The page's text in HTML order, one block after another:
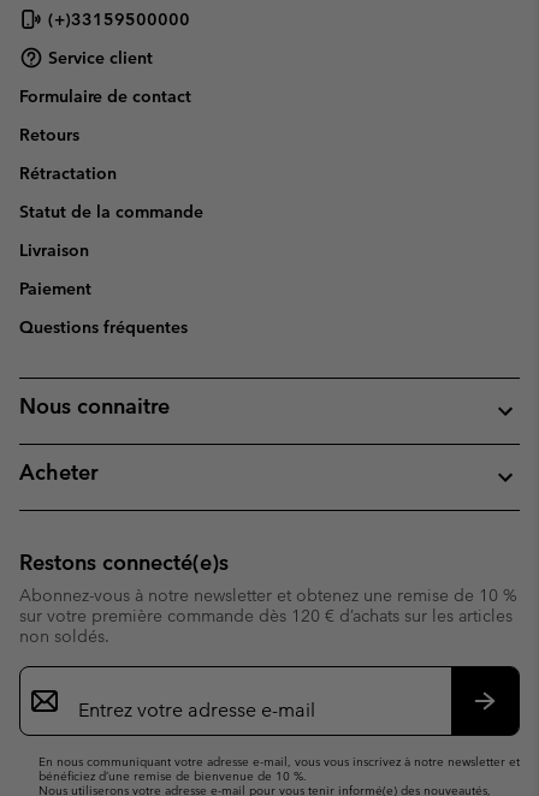
(+)33159500000
Service client
Formulaire de contact
Retours
Rétractation
Statut de la commande
Livraison
Paiement
Questions fréquentes
Nous connaitre
Acheter
Restons connecté(e)s
Abonnez-vous à notre newsletter et obtenez une remise de 10 %
sur votre première commande dès 120 € d’achats sur les articles
non soldés.
Inscription
par
e-
En nous communiquant votre adresse e-mail, vous vous inscrivez à notre newsletter et
bénéficiez d’une remise de bienvenue de 10 %.
Nous utiliserons votre adresse e-mail pour vous tenir informé(e) des nouveautés,